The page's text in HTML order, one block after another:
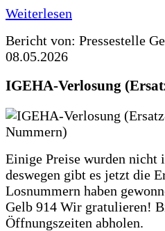
Weiterlesen
Bericht von: Pressestelle
08.05.2026
IGEHA-Verlosung
Einige Preise wurden nicht
deswegen gibt es jetzt die
Losnummern haben
Gelb 914 Wir gratulieren!
Öffnungszeiten abholen.